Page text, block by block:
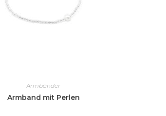
Armbänder
Armband mit Perlen